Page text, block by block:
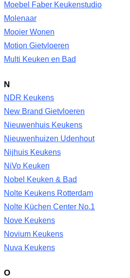
Moebel Faber Keukenstudio
Molenaar
Mooier Wonen
Motion Gietvloeren
Multi Keuken en Bad
N
NDR Keukens
New Brand Gietvloeren
Nieuwenhuis Keukens
Nieuwenhuizen Udenhout
Nijhuis Keukens
NiVo Keuken
Nobel Keuken & Bad
Nolte Keukens Rotterdam
Nolte Küchen Center No.1
Nove Keukens
Novium Keukens
Nuva Keukens
O